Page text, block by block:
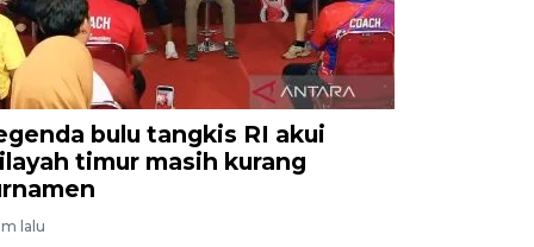
bulu tangkis RI akui
timur masih kurang
lalu